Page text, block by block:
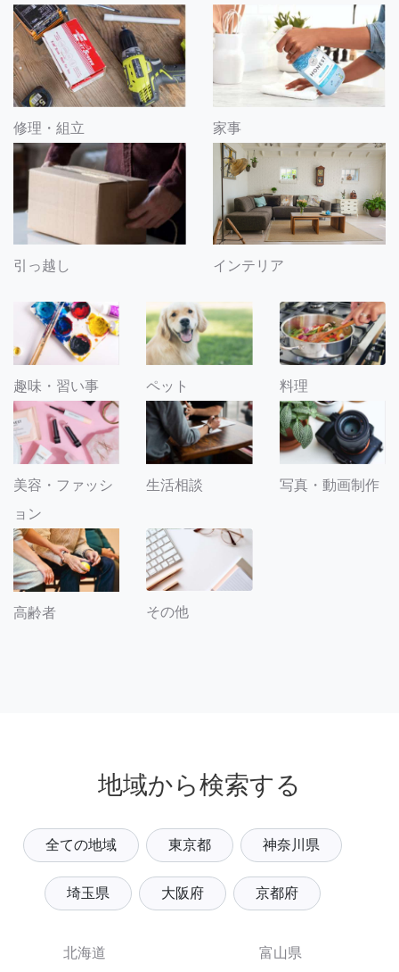
修理・組立 家事
引っ越し インテリア
趣味・習い事 ペット 料理
美容・ファッシ
ョン
生活相談 写真・動画制作
高齢者 その他
地域から検索する
全ての地域 東京都 神奈川県
埼玉県 大阪府 京都府
北海道
富山県